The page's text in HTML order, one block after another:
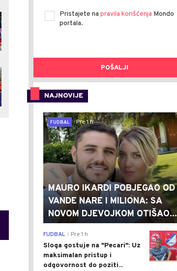
Pristajete na pravila korišćenja Mondo
portala.
POŠALJI
NAJNOVIJE
FUDBAL
Pre 1 h
MAURO IKARDI POBJEGAO OD
VANDE NARE I MILIONA: SA
NOVOM DJEVOJKOM OTIŠAO...
FUDBAL Pre 1 h
Sloga gostuje na "Pecari": Uz
maksimalan pristup i
odgovornost do poziti...